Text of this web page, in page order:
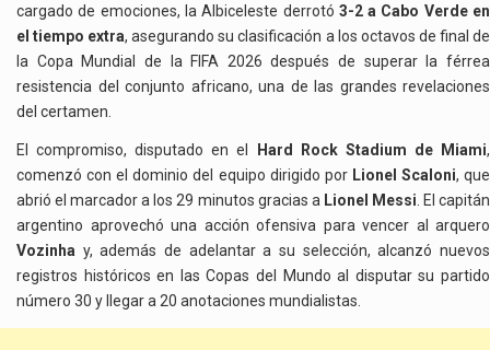
cargado de emociones, la Albiceleste derrotó 3-2 a Cabo Verde en
el tiempo extra, asegurando su clasificación a los octavos de final de
la Copa Mundial de la FIFA 2026 después de superar la férrea
resistencia del conjunto africano, una de las grandes revelaciones
del certamen.
El compromiso, disputado en el Hard Rock Stadium de Miami,
comenzó con el dominio del equipo dirigido por Lionel Scaloni, que
abrió el marcador a los 29 minutos gracias a Lionel Messi. El capitán
argentino aprovechó una acción ofensiva para vencer al arquero
Vozinha y, además de adelantar a su selección, alcanzó nuevos
registros históricos en las Copas del Mundo al disputar su partido
número 30 y llegar a 20 anotaciones mundialistas.